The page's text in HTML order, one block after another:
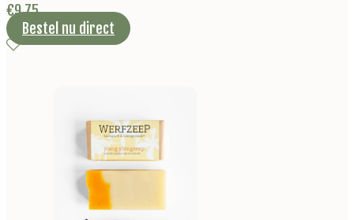
€9,75
Bestel nu direct